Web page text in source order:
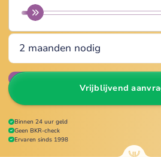
Wijzig
Vrijblijvend
Binnen 24 uur geld
Geen BKR-check
Ervaren sinds 1998